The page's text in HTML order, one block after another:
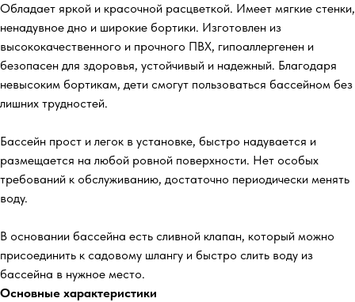
Обладает яркой и красочной расцветкой. Имеет мягкие стенки,
ненадувное дно и широкие бортики. Изготовлен из
высококачественного и прочного ПВХ, гипоаллергенен и
безопасен для здоровья, устойчивый и надежный. Благодаря
невысоким бортикам, дети смогут пользоваться бассейном без
лишних трудностей.
Бассейн прост и легок в установке, быстро надувается и
размещается на любой ровной поверхности. Нет особых
требований к обслуживанию, достаточно периодически менять
воду.
В основании бассейна есть сливной клапан, который можно
присоединить к садовому шлангу и быстро слить воду из
бассейна в нужное место.
Основные характеристики